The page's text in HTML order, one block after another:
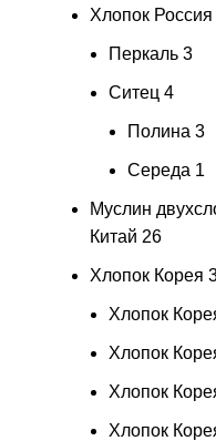
Хлопок Россия
Перкаль 3
Ситец 4
Полина 3
Середа 1
Муслин
Китай 26
Хлопок Корея
Хлопок
Хлопок
Хлопок
Хлопок